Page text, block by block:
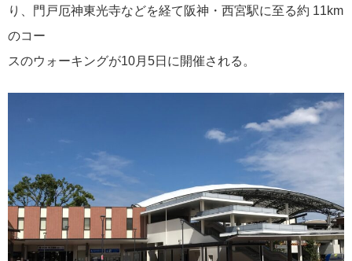
り、門戸厄神東光寺などを経て阪神・西宮駅に至る約 11km
のコー
スのウォーキングが10月5日に開催される。